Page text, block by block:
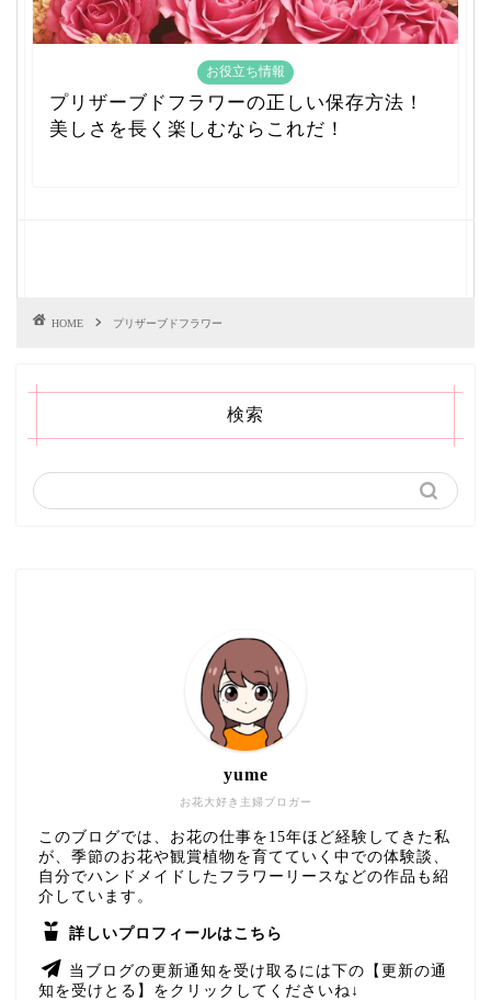
お役立ち情報
プリザーブドフラワーの正しい保存方法！
美しさを長く楽しむならこれだ！
HOME プリザーブドフラワー
検索
お花大好き主婦ブロガー
yume
このブログでは、お花の仕事を15年ほど経験してきた私
が、季節のお花や観賞植物を育てていく中での体験談、
自分でハンドメイドしたフラワーリースなどの作品も紹
介しています。
詳しいプロフィールはこちら
当ブログの更新通知を受け取るには下の【更新の通
知を受けとる】をクリックしてくださいね↓